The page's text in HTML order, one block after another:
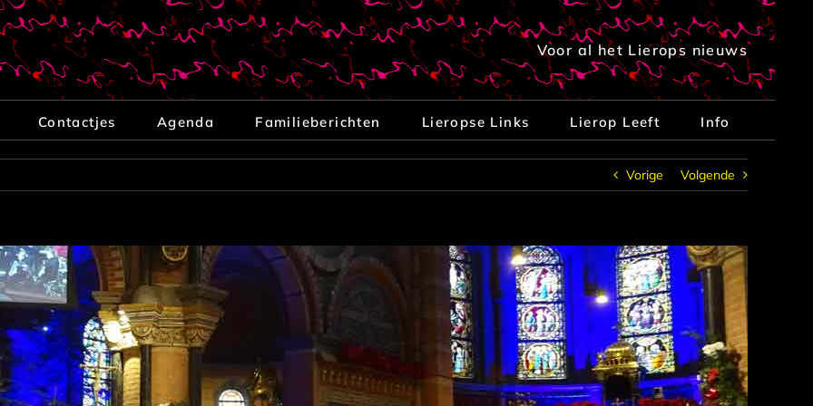
Voor al het Lierops nieuws
Contactjes Agenda Familieberichten Lieropse Links Lierop Leeft Info
Vorige Volgende